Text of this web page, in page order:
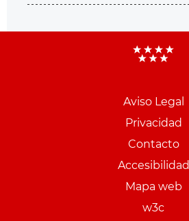
Aviso Legal
Privacidad
Contacto
Accesibilidad
Mapa web
w3c